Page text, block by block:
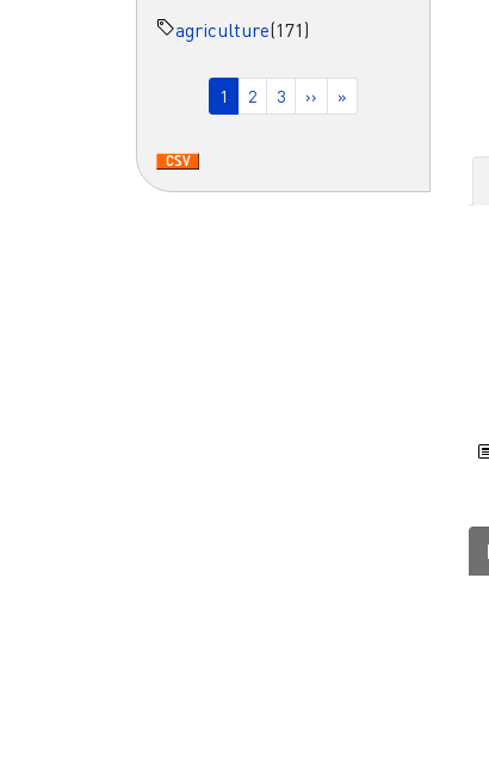
agriculture(171)
Pagination
Page courante
1 Page
2 Page
3 Page suivante
›› Dernière page
»